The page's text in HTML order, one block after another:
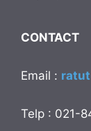
CONTACT
Email :
Telp : 021-